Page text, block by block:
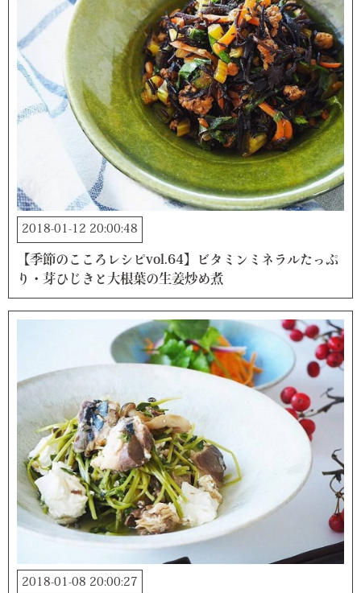
2018-01-12 20:00:48
【季節のこころレシピvol.64】ビタミンミネラルたっぷ
り・芽ひじきと大根葉の生姜炒め煮
2018-01-08 20:00:27